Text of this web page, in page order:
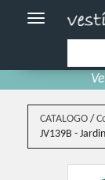
Toggle
CATALOGO /
JV139B -